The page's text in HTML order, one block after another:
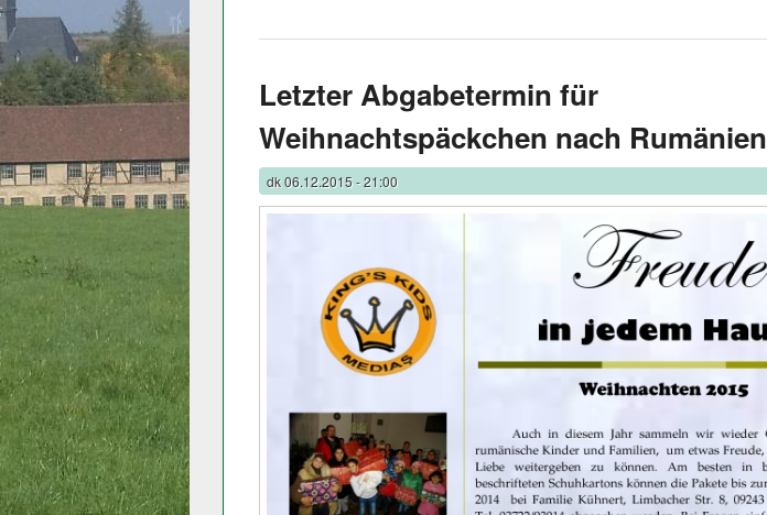
Letzter Abgabetermin für
Weihnachtspäckchen nach Rumänien
dk06.12.2015 - 21:00